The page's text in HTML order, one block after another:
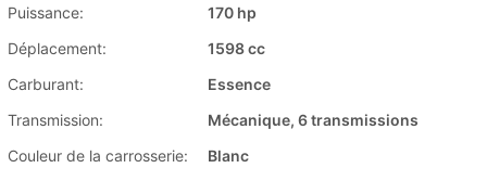
Puissance:
170 hp
Déplacement:
1598 cc
Carburant:
Essence
Transmission:
Mécanique, 6 transmissions
Couleur de la carrosserie:
Blanc